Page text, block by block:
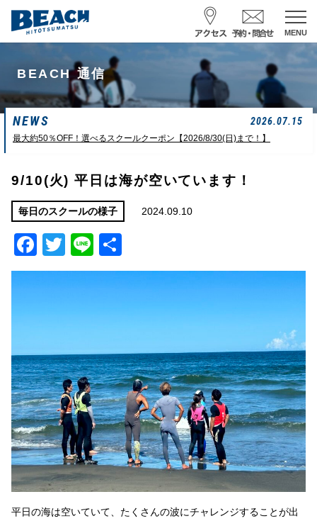
MENU
スクール予約・お問合せ
レンタル予約
サーフ ナミイーヨ
0475-32-7314
一松海岸波情報
サイズ
カタ
状態
面ザワ
BEACH 通信
NEWS 2026.07.15
最大約50％OFF！選べるスクールクーポン【2026/8/30(日)まで！】
9/10(火) 平日は海が空いています！
毎日のスクールの様子 2024.09.10
Facebook
Twitter
Line
有
平日の海は空いていて、たくさんの波にチャレンジすることが出